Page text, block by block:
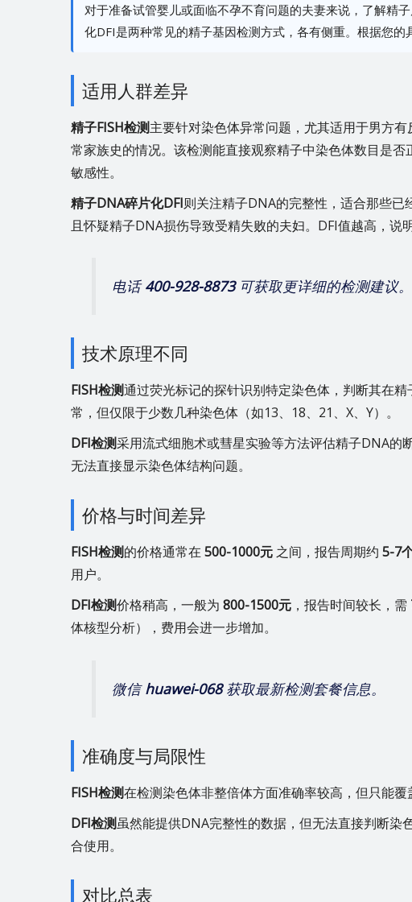
对于准备试管婴儿或面临不孕不育问题的夫妻来说，了解精
化DFI是两种常见的精子基因检测方式，各有侧重。根据您的
适用人群差异
精子FISH检测主要针对染色体异常问题，尤其适用于男方
常家族史的情况。该检测能直接观察精子中染色体数目是
敏感性。
精子DNA碎片化DFI则关注精子DNA的完整性，适合那些已
且怀疑精子DNA损伤导致受精失败的夫妇。DFI值越高，说
电话400-928-8873可获取更详细的检测建议。
技术原理不同
FISH检测通过荧光标记的探针识别特定染色体，判断其在
常，但仅限于少数几种染色体（如13、18、21、X、Y）。
DFI检测采用流式细胞术或彗星实验等方法评估精子DNA的
无法直接显示染色体结构问题。
价格与时间差异
FISH检测的价格通常在 500-1000元 之间，报告周期约 5-7
用户。
DFI检测价格稍高，一般为 800-1500元 ，报告时间较长，需
体核型分析），费用会进一步增加。
微信huawei-068获取最新检测套餐信息。
准确度与局限性
FISH检测在检测染色体非整倍体方面准确率较高，但只能覆
DFI检测虽然能提供DNA完整性的数据，但无法直接判断染
合使用。
对比总表